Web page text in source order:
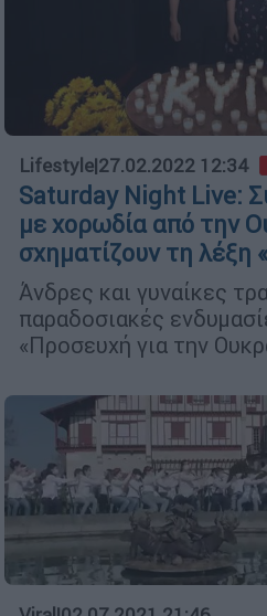
Lifestyle|27.02.2022 12:34
Saturday Night Live:
με χορωδία από την
σχηματίζουν τη λέξη
Άνδρες και γυναίκες
παραδοσιακές
«Προσευχή για την